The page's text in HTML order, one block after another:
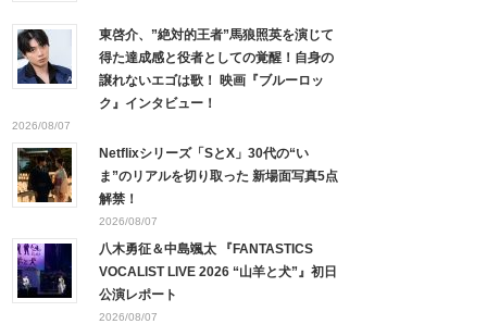
東啓介、”絶対的王者”馬狼照英を演じて
得た達成感と役者としての覚醒！自身の
譲れないエゴは歌！ 映画『ブルーロッ
ク』インタビュー！
2026/08/07
Netflixシリーズ「SとX」30代の“い
ま”のリアルを切り取った 新場面写真5点
解禁！
2026/08/07
八木勇征＆中島颯太 『FANTASTICS
VOCALIST LIVE 2026 “山羊と犬”』初日
公演レポート
2026/08/07